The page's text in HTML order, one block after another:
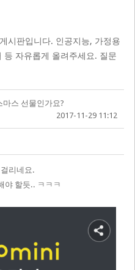
시판입니다. 인공지능, 가정용
등 자유롭게 올려주세요. 질문
스 선물인가요?
2017-11-29 11:12
리네요.
야 할듯.. ㅋㅋㅋ